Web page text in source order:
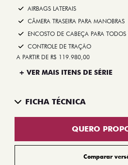
AIRBAGS LATERAIS
CÂMERA TRASEIRA PARA MANOBRAS
ENCOSTO DE CABEÇA PARA
CONTROLE DE TRAÇÃO
A PARTIR DE R$ 119.980,00
+ VER MAIS ITENS DE SÉRIE
FICHA TÉCNICA
QUERO
Comparar